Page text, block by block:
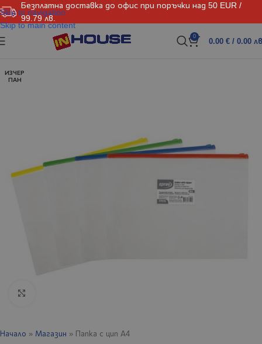
Безплатна доставка до офис при поръчки над 50 EUR /
99.79 лв.
Skip to navigation
Skip to main content
0
0.00 € / 0.00
ИЗЧЕР
ПАН
Начало » Магазин » Папка с цип А4